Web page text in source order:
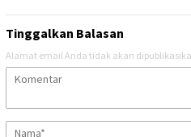
Tinggalkan Balasan
Alamat email Anda tidak akan